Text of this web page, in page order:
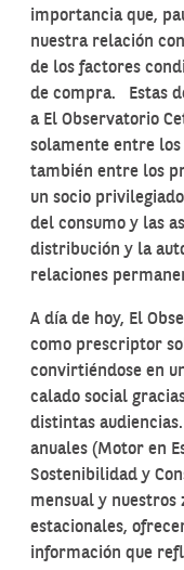
importancia que,
nuestra relación
de los factores
de compra. Estas
a El Observatorio
solamente entre los
también entre los
un socio
del consumo y las
distribución y la
relaciones
A día de hoy, El
como prescriptor
convirtiéndose en
calado social
distintas
anuales (Motor en
Sostenibilidad y
mensual y nuestros
estacionales,
información que